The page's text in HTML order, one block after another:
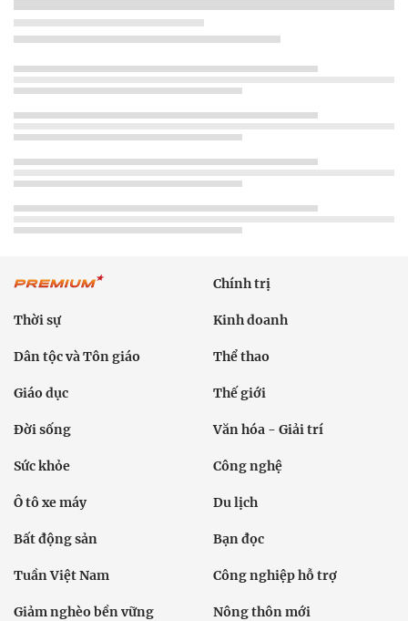
Chính trị
Thời sự Kinh doanh
Dân tộc và Tôn giáo Thể thao
Giáo dục Thế giới
Đời sống Văn hóa - Giải trí
Sức khỏe Công nghệ
Ô tô xe máy Du lịch
Bất động sản Bạn đọc
Tuần Việt Nam Công nghiệp hỗ trợ
Giảm nghèo bền vững Nông thôn mới